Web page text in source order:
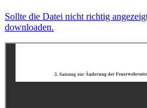
Sollte die Datei nicht richtig
downloaden.